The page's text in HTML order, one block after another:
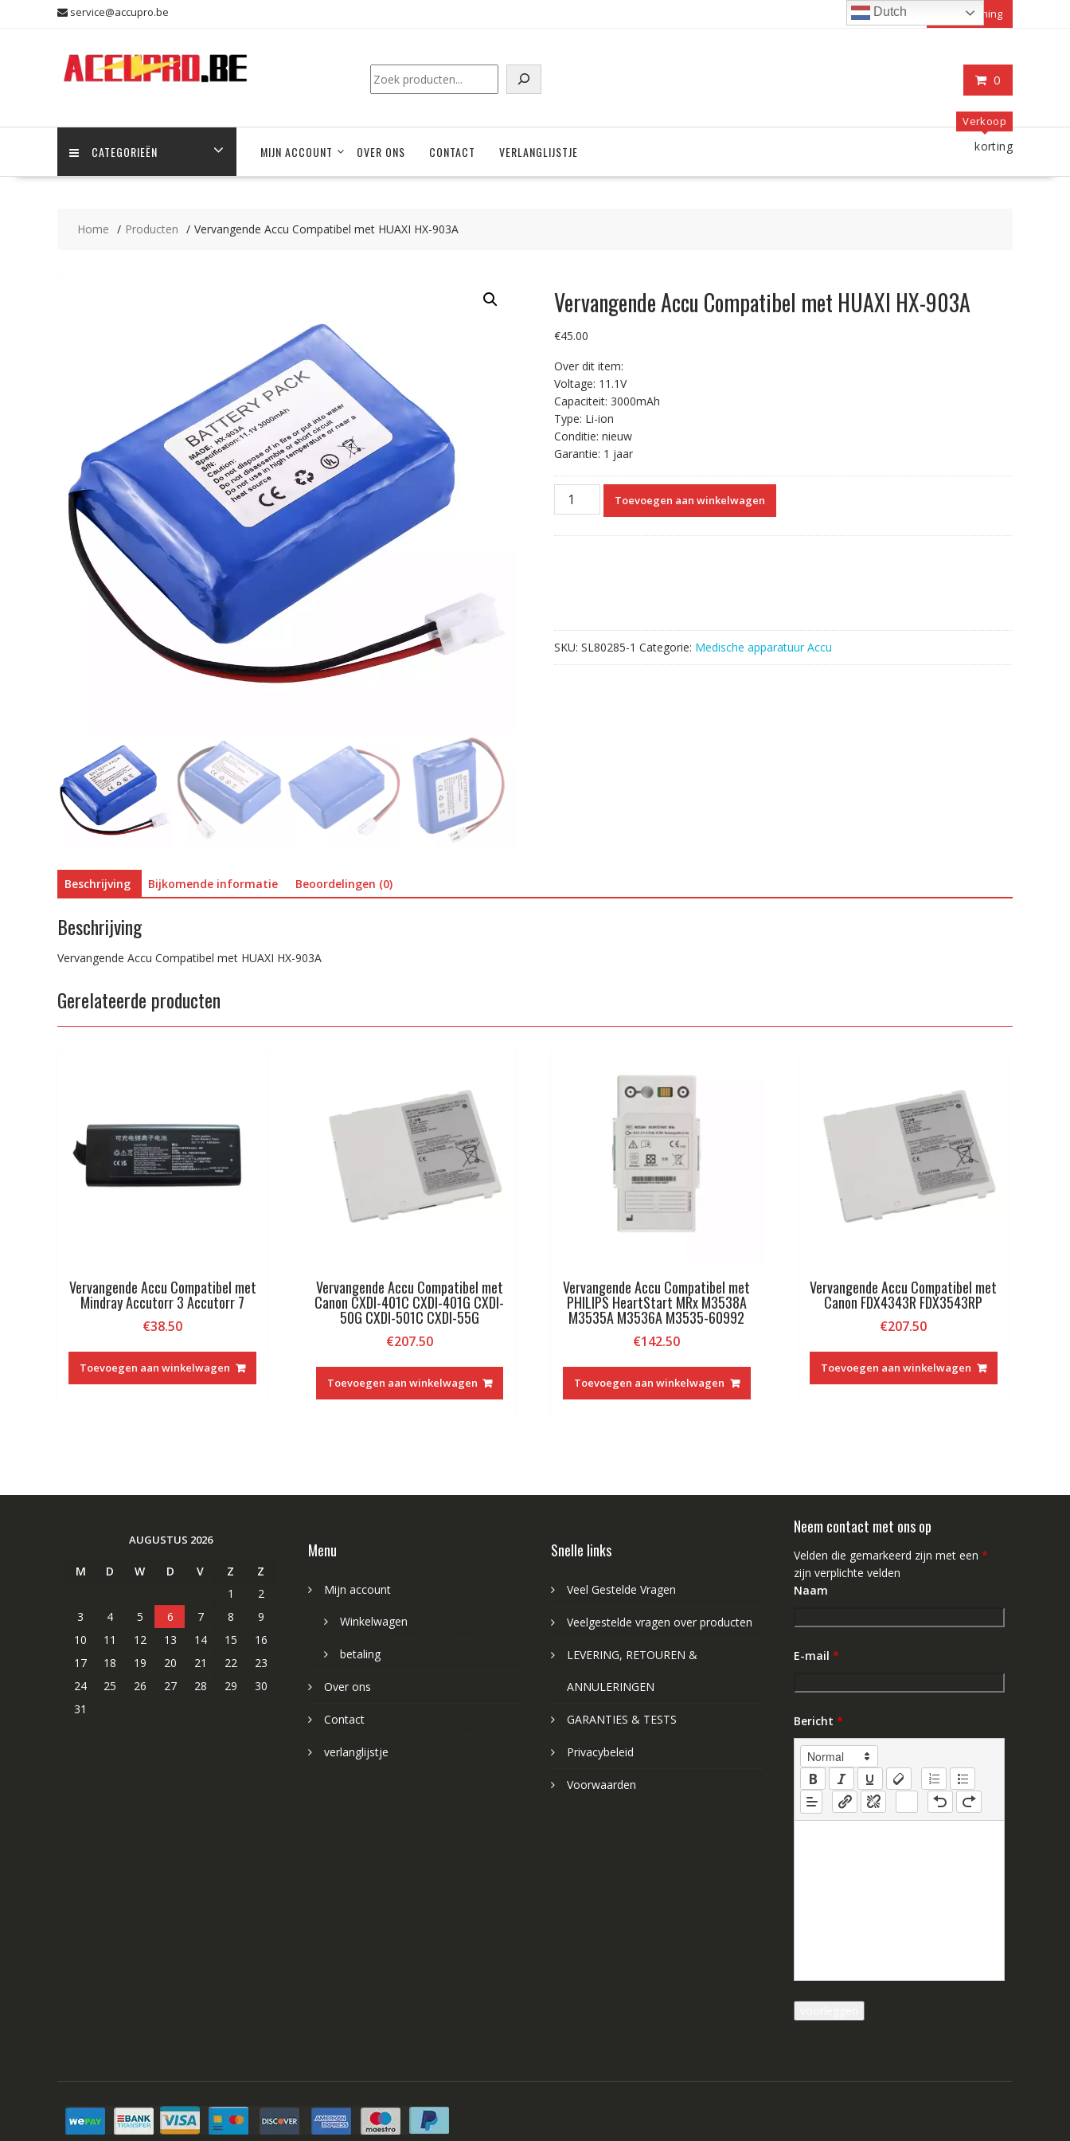
service@accupro.be Mijn rekening
0
Zoeken
CATEGORIEËN MIJN ACCOUNT OVER ONS CONTACT VERLANGLIJSTJE
Verkoop
korting
Home Producten Vervangende Accu Compatibel met HUAXI HX-903A
Vervangende Accu Compatibel met HUAXI HX-903A
€45.00
Over dit item:
Voltage: 11.1V
Capaciteit: 3000mAh
Type: Li-ion
Conditie: nieuw
Garantie: 1 jaar
Vervangende
Accu
Toevoegen aan winkelwagen
SKU: SL80285-1 Categorie: Medische apparatuur Accu
Beschrijving Bijkomende informatie Beoordelingen (0)
Beschrijving
Vervangende Accu Compatibel met HUAXI HX-903A
Gerelateerde producten
Vervangende Accu Compatibel met
Mindray Accutorr 3 Accutorr 7
€38.50
Toevoegen aan winkelwagen
Vervangende Accu Compatibel met
Canon CXDI-401C CXDI-401G CXDI-
50G CXDI-501C CXDI-55G
€207.50
Toevoegen aan winkelwagen
Vervangende Accu Compatibel met
PHILIPS HeartStart MRx M3538A
M3535A M3536A M3535-60992
€142.50
Toevoegen aan winkelwagen
Vervangende Accu Compatibel met
Canon FDX4343R FDX3543RP
€207.50
Toevoegen aan winkelwagen
AUGUSTUS 2026
M D W D V Z
Z
1
2
3
4 5 6 7 8
9
10
11 12 13 14 15
16
17
18 19 20 21 22
23
24
25 26 27 28 29
30
31
Menu
Mijn account
Winkelwagen
betaling
Over ons
Contact
verlanglijstje
Snelle links
Veel Gestelde Vragen
Veelgestelde vragen over producten
LEVERING, RETOUREN &
ANNULERINGEN
GARANTIES & TESTS
Privacybeleid
Voorwaarden
Neem contact met ons op
Velden die gemarkeerd zijn met een *
zijn verplichte velden
Naam
E-mail *
Bericht *
Dutch